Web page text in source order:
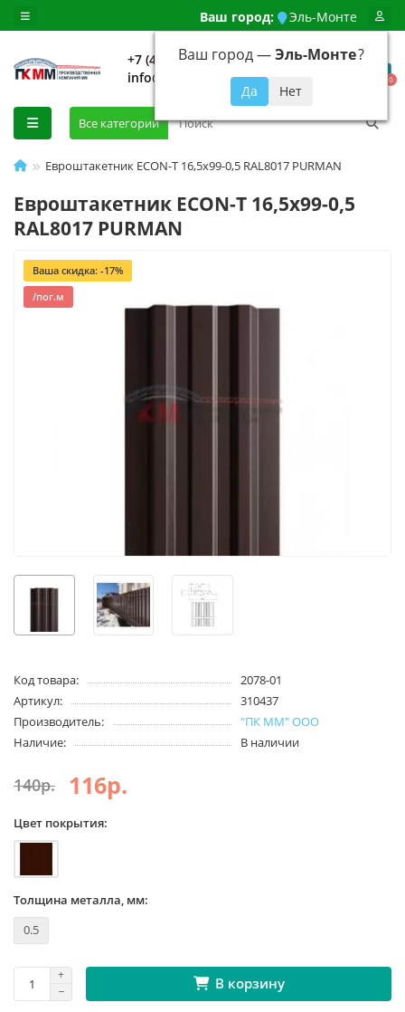
Ваш город: Эль-Монте
Ваш город —Эль-Монте?
+7 (499) 648-92-94
info@evroshtaketnikmoskva.ru
0
Все категории
Евроштакетник ECON-T 16,5х99-0,5 RAL8017 PURMAN
Евроштакетник ECON-T 16,5х99-0,5
RAL8017 PURMAN
Ваша скидка: -17%
/пог.м
Код товара:
2078-01
Артикул:
310437
Производитель:
"ПК ММ" ООО
Наличие:
В наличии
140р. 116р.
Цвет покрытия:
Толщина металла, мм:
0.5
В корзину